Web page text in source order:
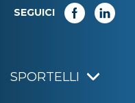
SEGUICI
SPORTELLI